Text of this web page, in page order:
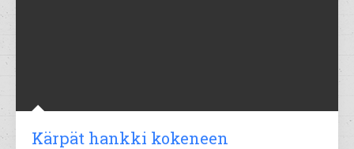
Kärpät hankki kokeneen